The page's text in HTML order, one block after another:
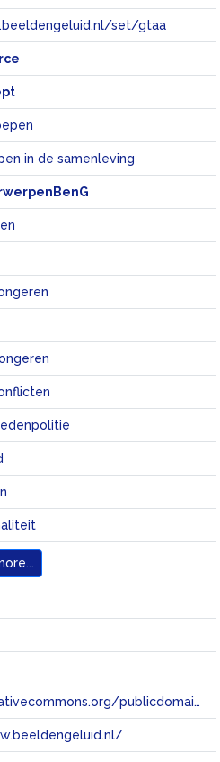
set/gtaa
in de samenleving
https://creativecommons.org/publicdomain/zero/1.0/